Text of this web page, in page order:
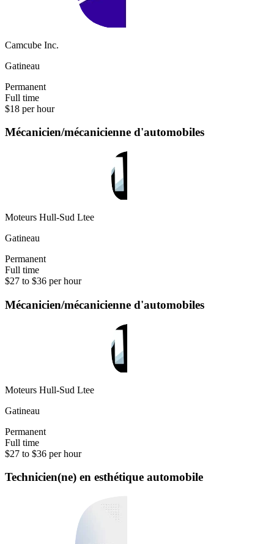
Camcube Inc.
Gatineau
Permanent
Full time
$18 per hour
Mécanicien/mécanicienne d'automobiles
Moteurs Hull-Sud Ltee
Gatineau
Permanent
Full time
$27 to $36 per hour
Mécanicien/mécanicienne d'automobiles
Moteurs Hull-Sud Ltee
Gatineau
Permanent
Full time
$27 to $36 per hour
Technicien(ne) en esthétique automobile